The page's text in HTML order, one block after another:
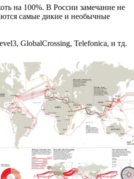
на 100%. В России замечание не
самые дикие и необычные
GlobalCrossing, Telefonica, и тд.